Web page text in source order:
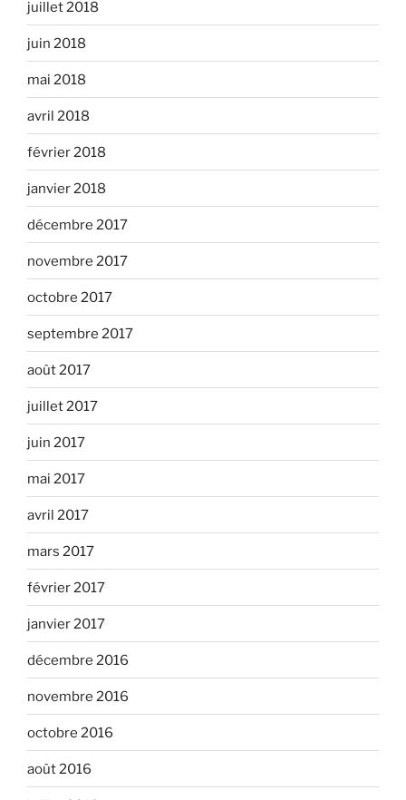
juillet 2018
juin 2018
mai 2018
avril 2018
février 2018
janvier 2018
décembre 2017
novembre 2017
octobre 2017
septembre 2017
août 2017
juillet 2017
juin 2017
mai 2017
avril 2017
mars 2017
février 2017
janvier 2017
décembre 2016
novembre 2016
octobre 2016
août 2016